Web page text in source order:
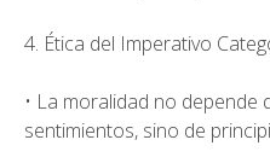
4. Ética del Imperativo
• La moralidad no depende
sentimientos, sino de